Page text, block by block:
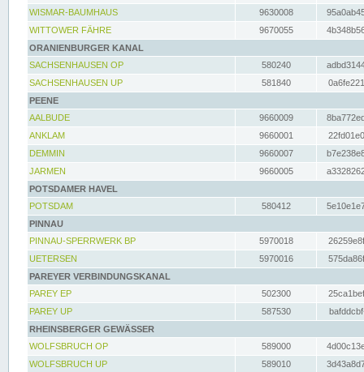
WISMAR-BAUMHAUS
9630008
WITTOWER FÄHRE
9670055
ORANIENBURGER KANAL
SACHSENHAUSEN OP
580240
SACHSENHAUSEN UP
581840
PEENE
AALBUDE
9660009
ANKLAM
9660001
DEMMIN
9660007
JARMEN
9660005
POTSDAMER HAVEL
POTSDAM
580412
PINNAU
PINNAU-SPERRWERK BP
5970018
UETERSEN
5970016
PAREYER VERBINDUNGSKANAL
PAREY EP
502300
PAREY UP
587530
RHEINSBERGER GEWÄSSER
WOLFSBRUCH OP
589000
WOLFSBRUCH UP
589010